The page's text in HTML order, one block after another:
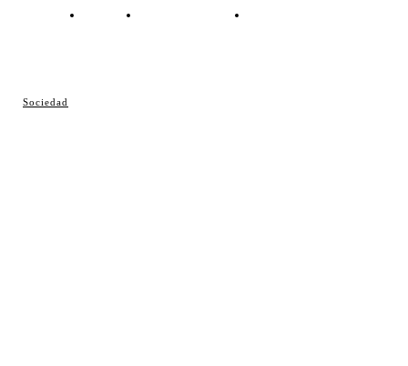
Sociedad
Contacto Política de cookies